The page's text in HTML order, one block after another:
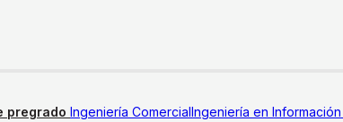
pregrado Ingeniería ComercialIngeniería en